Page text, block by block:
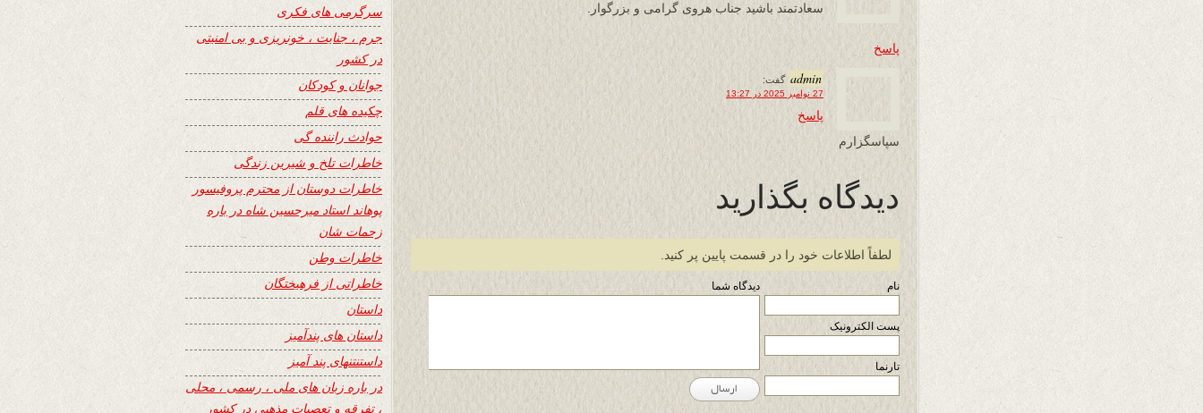
سعادتمند باشید جناب هروى گرامى و بزرگوار.
پاسخ
admin گفت:
27 نوامبر 2025 در 13:27
سپاسگزارم
پاسخ
دیدگاه بگذارید
لطفاً اطلاعات خود را در قسمت پایین پر کنید.
نام
پست الکترونیک
تارنما
دیدگاه شما
سرگرمی های فکری
جرم ، جنایت ، خونریزی و بی امنیتی
در کشور
جوانان و کودکان
چکیده های قلم
حوادث راننده گی
خاطرات تلخ و شیرین زندگی
خاطرات دوستان از محترم پروفیسور
پوهاند استاد میرحسین شاه در باره
زحمات شان
خاطرات وطن
خاطراتی از فرهیختگان
داستان
داستان های پندآمیز
داستنتنهای پند آمیز
در باره زبان های ملی ، رسمی ، محلی
، تفرقه و تعصبات مذهبی در کشور